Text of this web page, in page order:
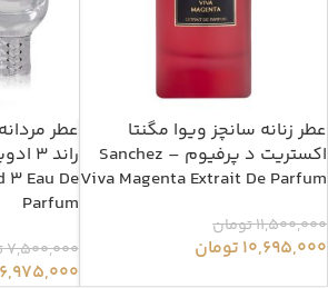
عطر زنانه سانچز ویوا مگنتا
اکستریت د پرفیوم – Sanchez
Viva Magenta Extrait De Parfum
11,500,000تومان
10,695,000 تومان
عطر
3 Eau De
Parfum
7,500,000
6,975,000